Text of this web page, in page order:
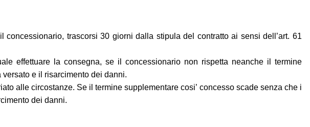
trascorsi 30 giorni dalla stipula del contratto ai sensi dell’art. 61
effettuare la consegna, se il concessionario non rispetta neanche il termine
e il risarcimento dei danni.
alle circostanze. Se il termine supplementare cosi’ concesso scade senza che i
dei danni.